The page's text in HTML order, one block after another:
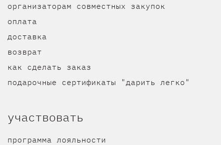
организаторам совместных закупок
оплата
доставка
возврат
как сделать заказ
подарочные сертификаты "дарить легко"
участвовать
программа лояльности